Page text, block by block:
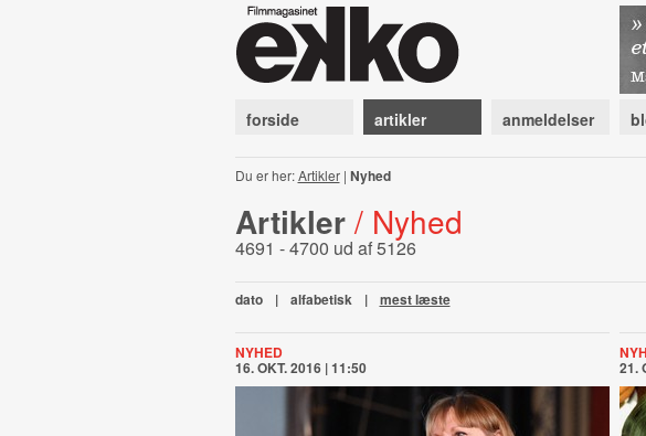
forside artikler anmeldelser
Du er her:Artikler| Nyhed
Artikler / Nyhed
4691 - 4700 ud af 5126
dato | alfabetisk | mest læste
NYHED
16. OKT. 2016 | 11:50 21.